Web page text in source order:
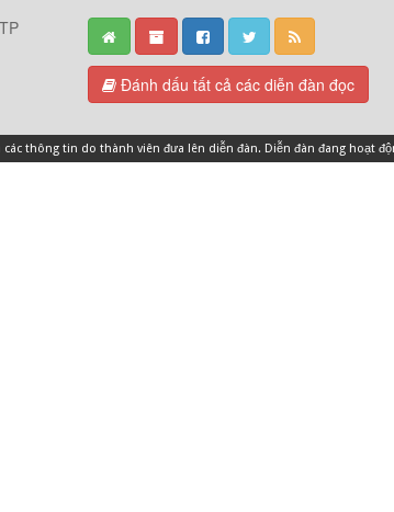
Đánh dấu tất cả các diễn đàn đọc
thông tin do thành viên đưa lên diễn đàn. Diễn đàn đang hoạt